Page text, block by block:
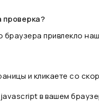
проверка?
браузера привлекло
и кликаете со
в вашем